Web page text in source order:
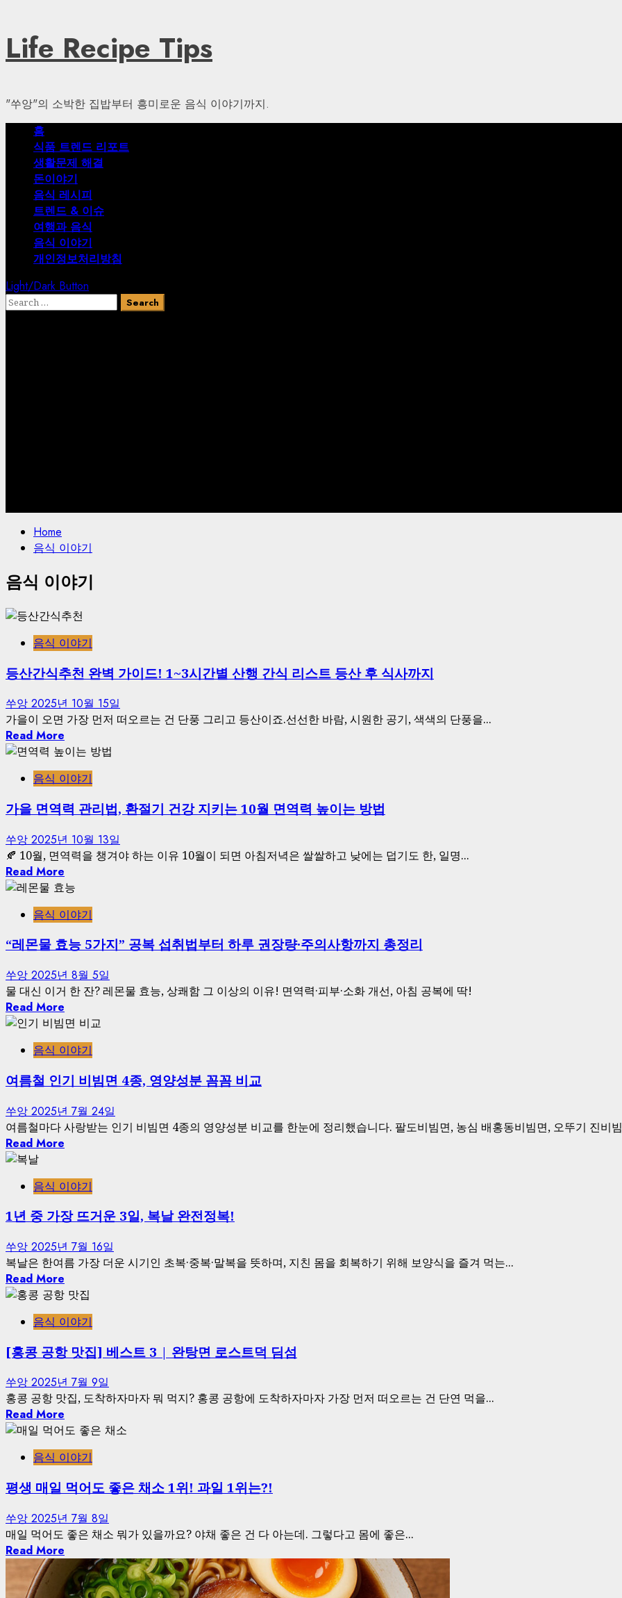
Skip
to
content
Life Recipe Tips
"쑤앙"의 소박한 집밥부터 흥미로운 음식 이야기까지.
Primary홈
식품 트렌드 리포트
생활문제 해결
돈이야기
음식 레시피
트렌드 & 이슈
여행과 음식
음식 이야기
개인정보처리방침
Light/Dark Button
Search
Home
음식 이야기
음식 이야기
음식 이야기
등산간식추천 완벽 가이드! 1~3시간별 산행 간식 리스트 등산 후 식사까지
쑤앙 2025년 10월 15일
가을이 오면 가장 먼저 떠오르는 건 단풍 그리고 등산이죠.선선한 바람, 시원한 공기, 색색의 단풍을...
Read More
음식 이야기
가을 면역력 관리법, 환절기 건강 지키는 10월 면역력 높이는 방법
쑤앙 2025년 10월 13일
🍂 10월, 면역력을 챙겨야 하는 이유 10월이 되면 아침저녁은 쌀쌀하고 낮에는 덥기도 한, 일명...
Read More
음식 이야기
“레몬물 효능 5가지” 공복 섭취법부터 하루 권장량·주의사항까지 총정리
쑤앙 2025년 8월 5일
물 대신 이거 한 잔? 레몬물 효능, 상쾌함 그 이상의 이유! 면역력·피부·소화 개선, 아침 공복에 딱!
Read More
음식 이야기
여름철 인기 비빔면 4종, 영양성분 꼼꼼 비교
쑤앙 2025년 7월 24일
여름철마다 사랑받는 인기 비빔면 4종의 영양성분 비교를 한눈에 정리했습니다. 팔도비빔면, 농심 배홍동비빔면, 오뚜기 진비
Read More
음식 이야기
1년 중 가장 뜨거운 3일, 복날 완전정복!
쑤앙 2025년 7월 16일
복날은 한여름 가장 더운 시기인 초복·중복·말복을 뜻하며, 지친 몸을 회복하기 위해 보양식을 즐겨 먹는...
Read More
음식 이야기
[홍콩 공항 맛집] 베스트 3 | 완탕면 로스트덕 딤섬
쑤앙 2025년 7월 9일
홍콩 공항 맛집, 도착하자마자 뭐 먹지? 홍콩 공항에 도착하자마자 가장 먼저 떠오르는 건 단연 먹을...
Read More
음식 이야기
평생 매일 먹어도 좋은 채소 1위! 과일 1위는?!
쑤앙 2025년 7월 8일
매일 먹어도 좋은 채소 뭐가 있을까요? 야채 좋은 건 다 아는데. 그렇다고 몸에 좋은...
Read More